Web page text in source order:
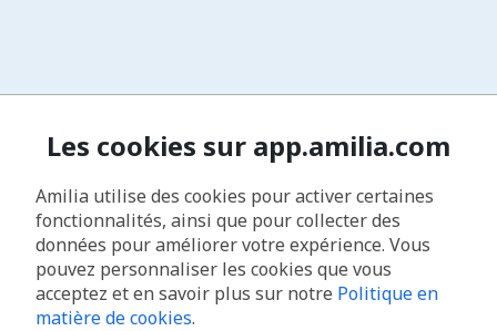
Les cookies sur app.amilia.com
Amilia utilise des cookies pour activer certaines
fonctionnalités, ainsi que pour collecter des
données pour améliorer votre expérience. Vous
pouvez personnaliser les cookies que vous
acceptez et en savoir plus sur notre Politique en
matière de cookies.